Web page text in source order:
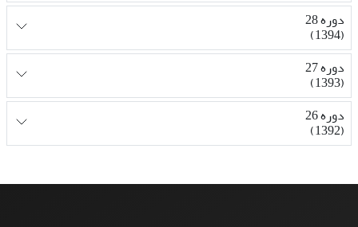
دوره 28
(1394)
دوره 27
(1393)
دوره 26
(1392)